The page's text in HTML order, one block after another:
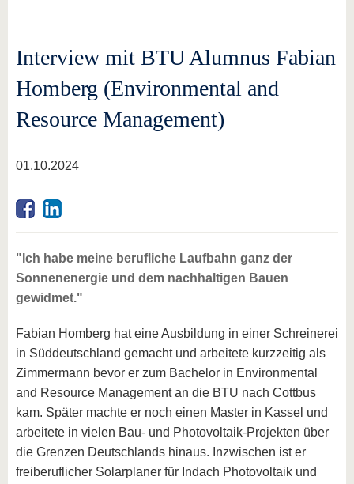
Interview mit BTU Alumnus Fabian
Homberg (Environmental and
Resource Management)
01.10.2024
"Ich habe meine berufliche Laufbahn ganz der
Sonnenenergie und dem nachhaltigen Bauen
gewidmet."
Fabian Homberg hat eine Ausbildung in einer Schreinerei
in Süddeutschland gemacht und arbeitete kurzzeitig als
Zimmermann bevor er zum Bachelor in Environmental
and Resource Management an die BTU nach Cottbus
kam. Später machte er noch einen Master in Kassel und
arbeitete in vielen Bau- und Photovoltaik-Projekten über
die Grenzen Deutschlands hinaus. Inzwischen ist er
freiberuflicher Solarplaner für Indach Photovoltaik und